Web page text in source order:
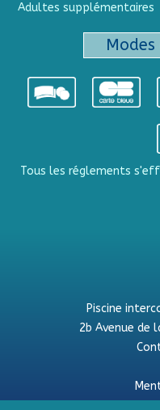
Adultes supplémentaires
Tous les réglements
Piscine
2b Avenue de